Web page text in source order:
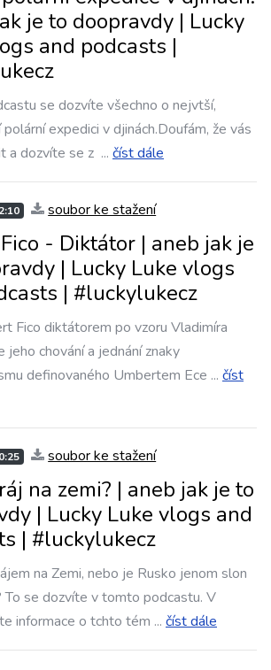
je to doopravdy | Lucky
and podcasts |
se dozvíte všechno o nejvtší,
expedici v djinách.Doufám, že vás
a dozvíte se z ... číst dále
soubor ke stažení
- Diktátor | aneb jak je
| Lucky Luke vlogs
| #luckylukecz
Fico diktátorem po vzoru Vladimíra
jeho chování a jednání znaky
definovaného Umbertem Ece ... číst
soubor ke stažení
na zemi? | aneb jak je to
| Lucky Luke vlogs and
| #luckylukecz
na Zemi, nebo je Rusko jenom slon
To se dozvíte v tomto podcastu. V
informace o tchto tém ... číst dále